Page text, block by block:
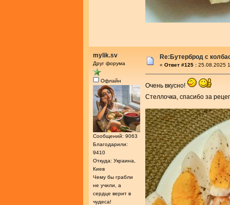
mylik.sv
Друг форума
Офлайн
Сообщений: 9063
Благодарили:
9410
Откуда: Украина,
Киев
Чему бы грабли
не учили, а
сердце верит в
чудеса!
Re:Бутерброд с
« Ответ #125 : 25.08.2025
Очень вкусно!
Стеллочка, спасибо за